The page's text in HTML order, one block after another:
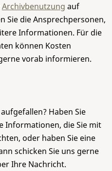
Archivbenutzung auf
Sie die Ansprechpersonen,
Informationen. Für die
können Kosten
vorab informieren.
Haben Sie
Informationen, die Sie mit
oder haben Sie eine
schicken Sie uns gerne
Ihre Nachricht.